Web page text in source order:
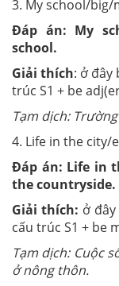
3. My school/
Đáp án: My
school.
Giải thích: ở đây
trúc S1 + be
Tạm dịch:
4. Life in the city/
Đáp án: Life in
the countryside.
Giải thích: ở
cấu trúc S1 + be
Tạm dịch: Cuộc
ở nông thôn.